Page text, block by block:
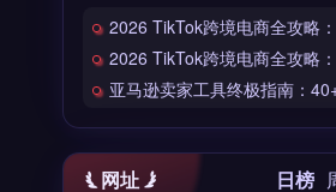
2026 TikTok跨境电商全攻略：从选品到爆单
2026 TikTok跨境电商全攻略：从选品到爆单
亚马逊卖家工具终极指南：40+款必备工具全
网址 日榜